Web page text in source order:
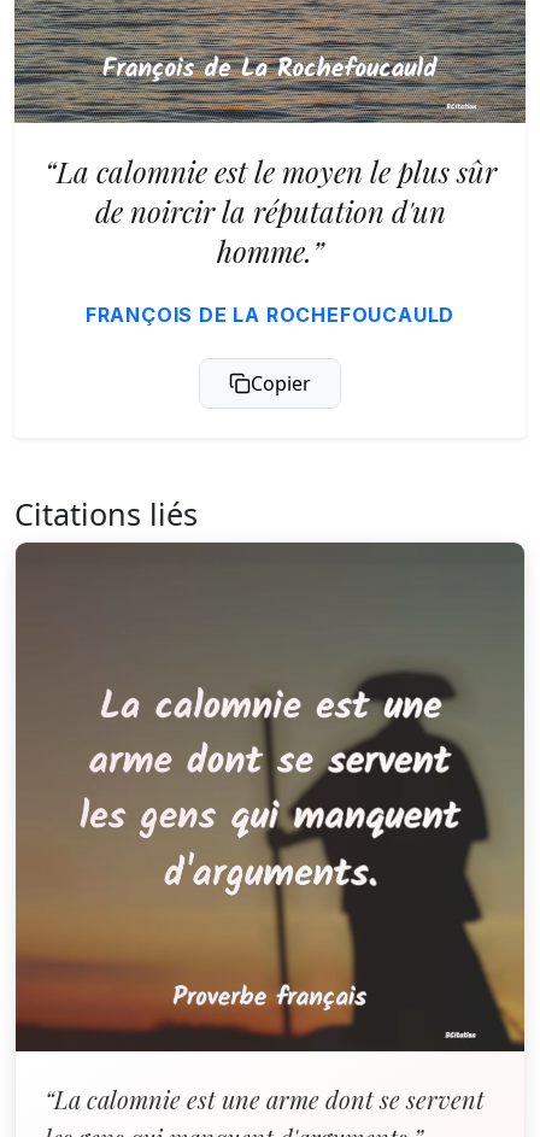
“La calomnie est le moyen le plus sûr
de noircir la réputation d'un
homme.”
FRANÇOIS DE LA ROCHEFOUCAULD
Copier
Citations liés
“La calomnie est une arme dont se servent